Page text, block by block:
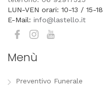
LUN-VEN orari: 10-13 / 15-18
E-Mail: info@lastello.it
Menù
Preventivo Funerale